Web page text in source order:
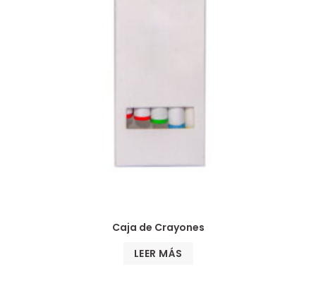
Caja de Crayones
LEER MÁS